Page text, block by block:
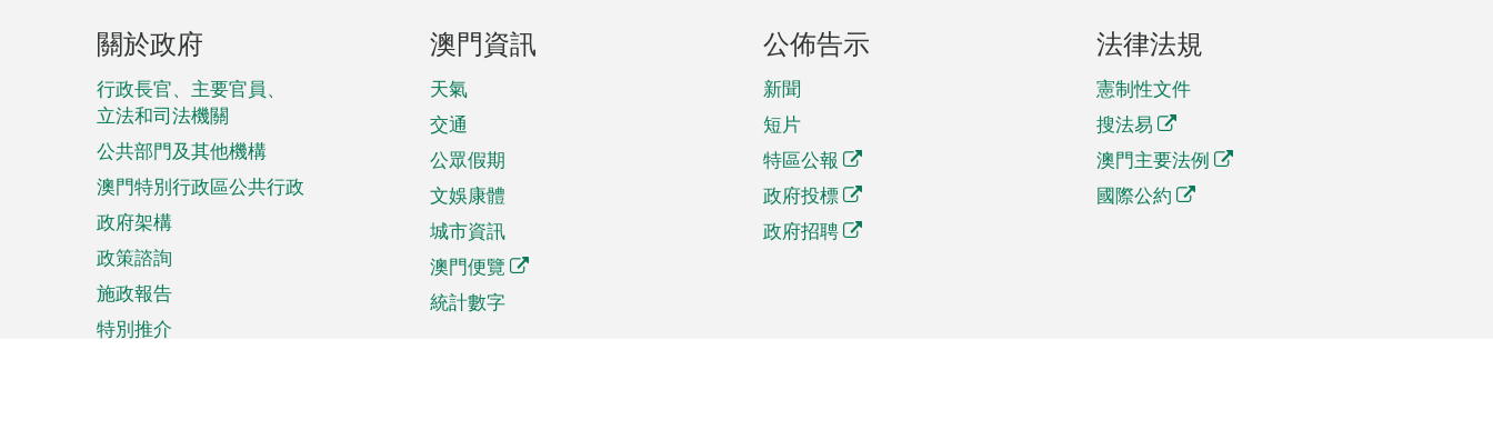
頁
腳
菜
單
關於政府
行政長官、主要官員、
立法和司法機關
公共部門及其他機構
澳門特別行政區公共行政
政府架構
政策諮詢
施政報告
特別推介
澳門資訊
天氣
交通
公眾假期
文娛康體
城市資訊
澳門便覽
統計數字
公佈告示
新聞
短片
特區公報
政府投標
政府招聘
法律法規
憲制性文件
搜法易
澳門主要法例
國際公約